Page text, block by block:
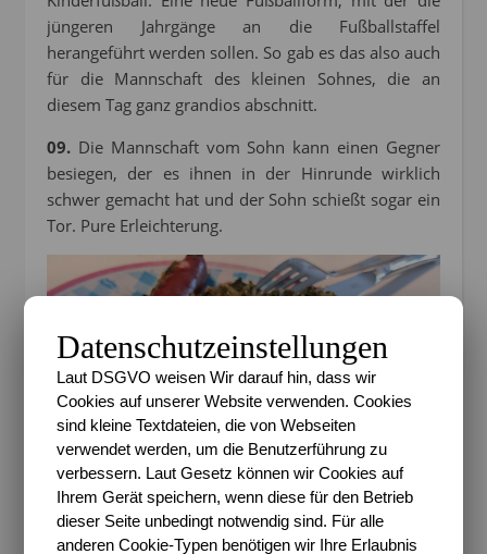
jüngeren Jahrgänge an die Fußballstaffel
herangeführt werden sollen. So gab es das also auch
für die Mannschaft des kleinen Sohnes, die an
diesem Tag ganz grandios abschnitt.
09. Die Mannschaft vom Sohn kann einen Gegner
besiegen, der es ihnen in der Hinrunde wirklich
schwer gemacht hat und der Sohn schießt sogar ein
Tor. Pure Erleichterung.
Datenschutzeinstellungen
Laut DSGVO weisen Wir darauf hin, dass wir
Cookies auf unserer Website verwenden. Cookies
sind kleine Textdateien, die von Webseiten
verwendet werden, um die Benutzerführung zu
verbessern. Laut Gesetz können wir Cookies auf
Ihrem Gerät speichern, wenn diese für den Betrieb
dieser Seite unbedingt notwendig sind. Für alle
anderen Cookie-Typen benötigen wir Ihre Erlaubnis